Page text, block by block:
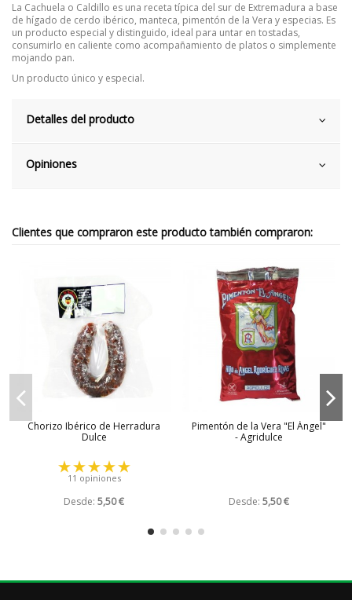
La Cachuela o Caldillo es una receta típica del sur de Extremadura a base
de hígado de cerdo ibérico, manteca, pimentón de la Vera y especias. Es
un producto especial y distinguido, ideal para untar en tostadas,
consumirlo en caliente como acompañamiento de platos o simplemente
mojando pan.
Un producto único y especial.
Detalles del producto
Opiniones
Clientes que compraron este producto también compraron:
Chorizo Ibérico de Herradura
Dulce
11 opiniones
Desde: 5,50 €
Pimentón de la Vera "El Ángel"
- Agridulce
Desde: 5,50 €